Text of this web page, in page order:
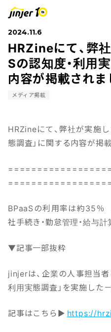
2024.11.6
HRZineにて、弊
Sの認知度・利用
内容が掲載されま
メディア掲載
HRZineにて、弊社が実施
態調査」に関する内容が掲
BPaaSの利用率は約35％
社手続き・勤怠管理・給与
▼記事一部抜粋
jinjerは、企業の人事担当者
利用実態調査」を実施した－
記事はこちら▶ https://